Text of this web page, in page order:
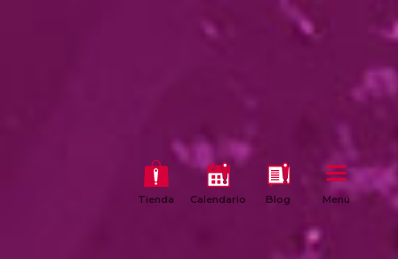
Tienda Calendario Blog Menú